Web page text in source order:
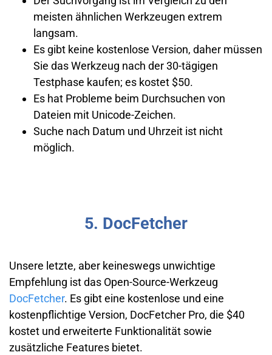
meisten ähnlichen Werkzeugen extrem
langsam.
Es gibt keine kostenlose Version, daher müssen
Sie das Werkzeug nach der 30-tägigen
Testphase kaufen; es kostet $50.
Es hat Probleme beim Durchsuchen von
Dateien mit Unicode-Zeichen.
Suche nach Datum und Uhrzeit ist nicht
möglich.
5. DocFetcher
Unsere letzte, aber keineswegs unwichtige
Empfehlung ist das Open-Source-Werkzeug
DocFetcher. Es gibt eine kostenlose und eine
kostenpflichtige Version, DocFetcher Pro, die $40
kostet und erweiterte Funktionalität sowie
zusätzliche Features bietet.